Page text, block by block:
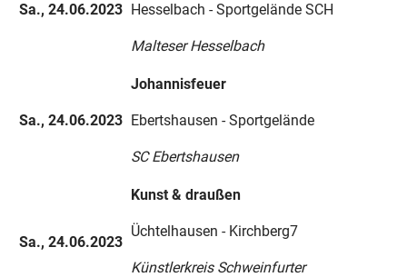
Sa., 24.06.2023 Hesselbach - Sportgelände SCH
Malteser Hesselbach
Sa., 24.06.2023
Johannisfeuer
Ebertshausen - Sportgelände
SC Ebertshausen
Sa., 24.06.2023
Kunst & draußen
Üchtelhausen - Kirchberg7
Künstlerkreis Schweinfurter